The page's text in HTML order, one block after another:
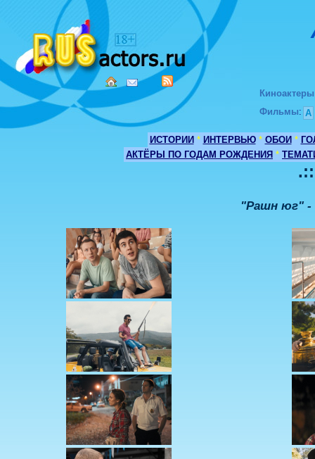
Киноактеры
Фильмы: А
ИСТОРИИ * ИНТЕРВЬЮ * ОБОИ *
АКТЁРЫ ПО ГОДАМ РОЖДЕНИЯ *
"Рашн юг" -